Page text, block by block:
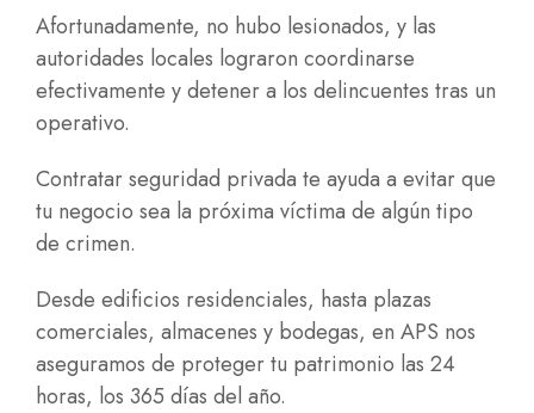
Afortunadamente, no hubo lesionados, y las
autoridades locales lograron coordinarse
efectivamente y detener a los delincuentes tras un
operativo.
Contratar seguridad privada te ayuda a evitar que
tu negocio sea la próxima víctima de algún tipo
de crimen.
Desde edificios residenciales, hasta plazas
comerciales, almacenes y bodegas, en APS nos
aseguramos de proteger tu patrimonio las 24
horas, los 365 días del año.